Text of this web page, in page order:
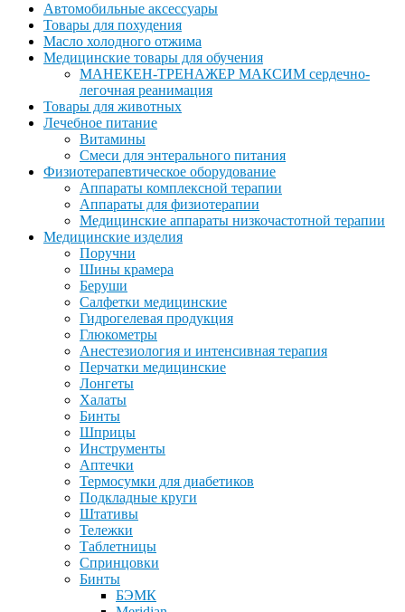
Автомобильные аксессуары
Товары для похудения
Масло холодного отжима
Медицинские товары для обучения
МАНЕКЕН-ТРЕНАЖЕР МАКСИМ сердечно-
легочная реанимация
Товары для животных
Лечебное питание
Витамины
Смеси для энтерального питания
Физиотерапевтическое оборудование
Аппараты комплексной терапии
Аппараты для физиотерапии
Медицинские аппараты низкочастотной терапии
Медицинские изделия
Поручни
Шины крамера
Беруши
Салфетки медицинские
Гидрогелевая продукция
Глюкометры
Анестезиология и интенсивная терапия
Перчатки медицинские
Лонгеты
Халаты
Бинты
Шприцы
Инструменты
Аптечки
Термосумки для диабетиков
Подкладные круги
Штативы
Тележки
Таблетницы
Спринцовки
Бинты
БЭМК